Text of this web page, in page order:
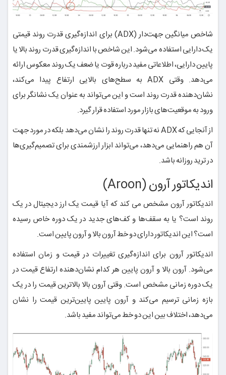
شاخص میانگین جهت‌دار (ADX) برای اندازه‌گیری قدرت روند قیمتی
یک دارایی استفاده می‌شود. این شاخص با اندازه‌گیری قدرت روند بالا یا
پایین دارایی، اطلاعاتی مفید درباره قوت یا ضعف یک روند معکوس ارائه
می‌دهد. وقتی ADX به سطح‌های بالایی ارتفاع پیدا می‌کند،
نشان‌دهنده قدرت روند است و این می‌تواند به عنوان یک نشانگر برای
ورود به موقعیت‌های بازار مورد استفاده قرار گیرد.
از آنجایی که ADX نه تنها قدرت روند را نشان می‌دهد بلکه در مورد جهت
آن هم راهنمایی می‌دهد، می‌تواند ابزار ارزشمندی برای تصمیم‌گیری‌ها
در ترید روزانه باشد.
اندیکاتور آرون (Aroon)
اندیکاتور آرون مشخص‌ می کند که آیا قیمت یک ارز دیجیتال در یک
روند است؟ یا به سقف‌ها و کف‌های جدید در یک دوره خاص رسیده
است؟ این اندیکاتور دارای دو خط آرون بالا و آرون پایین است.
اندیکاتور آرون برای اندازه‌گیری تغییرات در قیمت و زمان استفاده
می‌شود. آرون بالا و آرون پایین هر کدام نشان‌دهنده ارتفاع قیمت در
یک دوره زمانی مشخص است. وقتی آرون بالا بالاترین قیمت را در یک
بازه زمانی ترسیم می‌کند و آرون پایین پایین‌ترین قیمت را نشان
می‌دهد، اختلاف بین این دو خط می‌تواند مفید باشد.